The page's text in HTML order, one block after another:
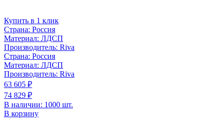
Купить в 1 клик
Страна: Россия
Материал: ЛДСП
Производитель: Riva
Страна: Россия
Материал: ЛДСП
Производитель: Riva
63 605 ₽
74 829 ₽
В наличии: 1000 шт.
В корзину